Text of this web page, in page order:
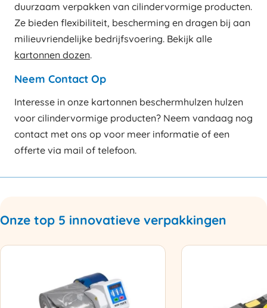
duurzaam verpakken van cilindervormige producten.
Ze bieden flexibiliteit, bescherming en dragen bij aan
milieuvriendelijke bedrijfsvoering. Bekijk alle
kartonnen dozen.
Neem Contact Op
Interesse in onze kartonnen beschermhulzen hulzen
voor cilindervormige producten? Neem vandaag nog
contact met ons op voor meer informatie of een
offerte via mail of telefoon.
Onze top 5 innovatieve verpakkingen